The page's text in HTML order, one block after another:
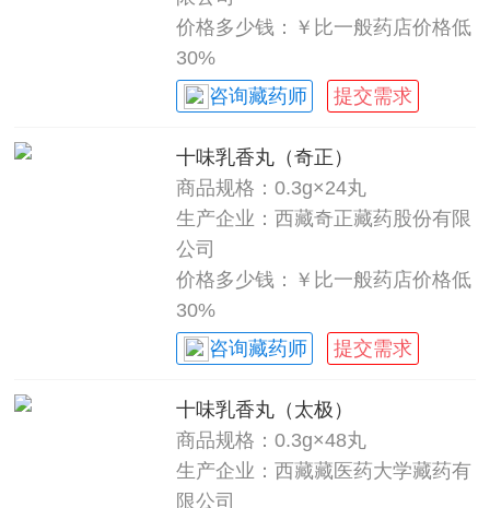
价格多少钱：￥比一般药店价格低
30%
咨询藏药师
提交需求
十味乳香丸（奇正）
商品规格：0.3g×24丸
生产企业：西藏奇正藏药股份有限
公司
价格多少钱：￥比一般药店价格低
30%
咨询藏药师
提交需求
十味乳香丸（太极）
商品规格：0.3g×48丸
生产企业：西藏藏医药大学藏药有
限公司